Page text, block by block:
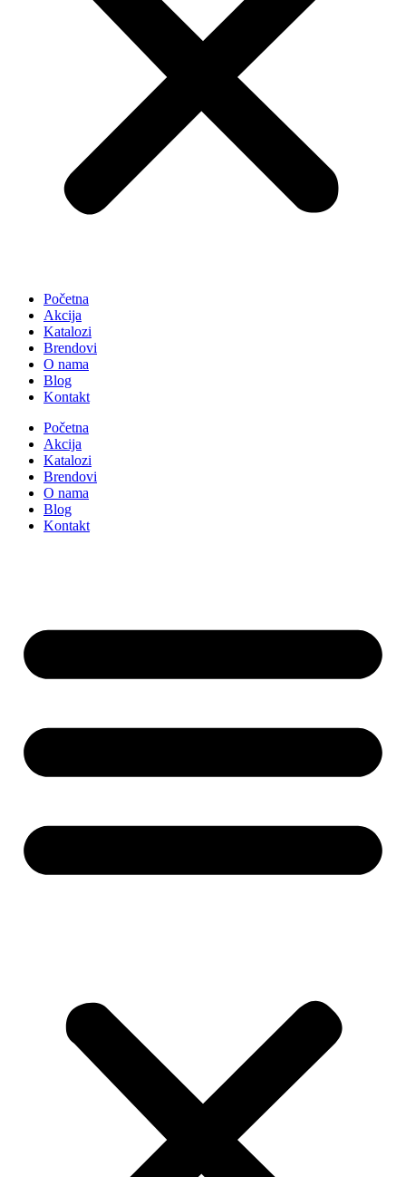
Početna
Akcija
Katalozi
Brendovi
O nama
Blog
Kontakt
Početna
Akcija
Katalozi
Brendovi
O nama
Blog
Kontakt